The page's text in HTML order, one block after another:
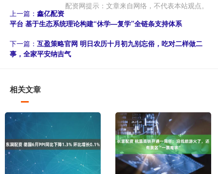
配资网提示：文章来自网络，不代表本站观点。
上一篇： 鑫亿配资
平台 基于生态系统理论构建“休学—复学”全链条支持体系
下一篇： 互盈策略官网 明日农历十月初九别忘俗，吃对二样做二
事，全家平安纳吉气
相关文章